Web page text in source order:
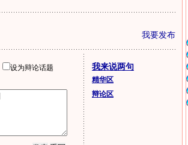
我要发布
设为辩论话题
我来说两句
精华区
辩论区